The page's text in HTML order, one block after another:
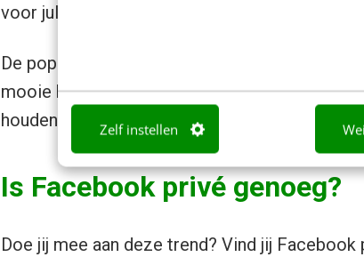
Zelf instellen
voor jullie twee.
De populariteit van deze app laat wel zien
mooie herinneringen privé te delen met
houden in een kleinere cirkel.
Is Facebook privé genoeg?
Doe jij mee aan deze trend? Vind jij